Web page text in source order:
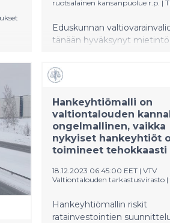
för
ruotsalainen kansanpuolue r.p. |
Eduskunnan
tänään hyväksynyt
valiokunta on päättänyt
jakamaton määräraha, niin
eduskuntaryhmän
Otto Andersson ja
Henrik Wickström ovat
valtiovarainvaliokunnassa ja
jaostoissa, ja he ovat viime
neuvotelleet näiden varojen
kohdentamisesta.
ruotsinkielisille tärkeille
saatu turvattua rahoitus.
Hankeyhtiömalli on
valtiontalouden
ongelmallinen, vaikka
nykyiset hankeyhtiöt
toimineet tehokkaasti
18.12.2023 06:45:00 EET | VTV
Valtiontalouden tarkastusvirasto |
Hankeyhtiömallin riskit
ratainvestointien